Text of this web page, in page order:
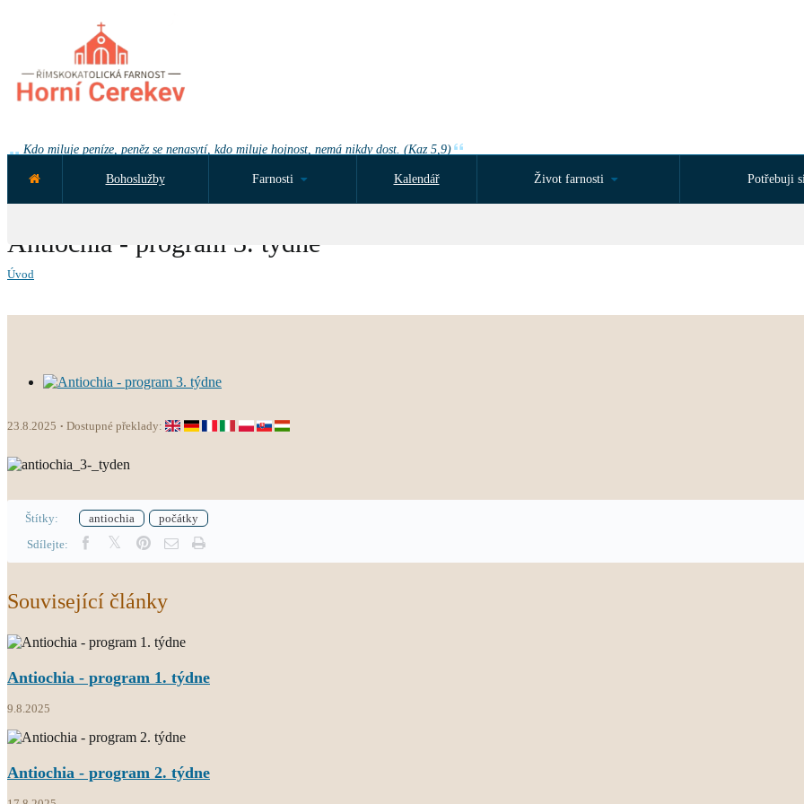
Kdo miluje peníze, peněz se nenasytí, kdo miluje hojnost, nemá nikdy dost. (Kaz 5,9)
NEJBLIŽŠÍ UDÁLOST ZA:
Bohoslužby Farnosti Kalendář Život farnosti Potřebuji
Antiochia - program 3. týdne
Úvod
23.8.2025 Dostupné překlady:
Štítky: antiochia
počátky
Sdílejte:
Související články
Antiochia - program 1. týdne
9.8.2025
Antiochia - program 2. týdne